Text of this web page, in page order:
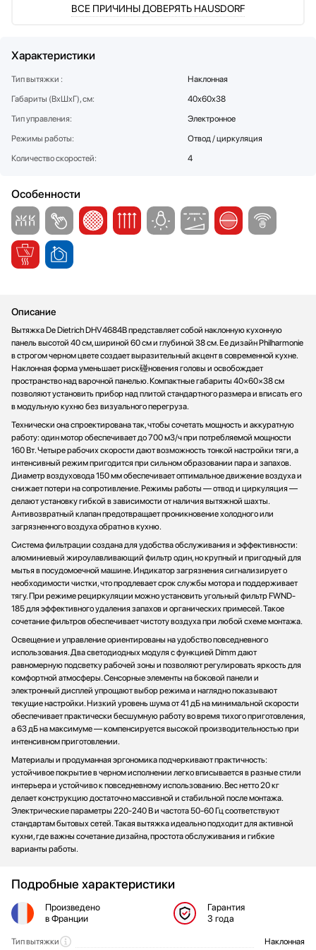
Стаканомоечные машины
Тостеры
Увлажнители воздуха
Утюги
Фены
Холодильники
Хьюмидоры
Чайники
ВСЕ ПРИЧИНЫ ДОВЕРЯТЬ HAUSDORF
Характеристики
Тип вытяжки :
Наклонная
Габариты (ВхШхГ), см:
40х60х38
Тип управления:
Электронное
Режимы работы:
Отвод / циркуляция
Количество скоростей:
4
Особенности
Описание
Вытяжка De Dietrich DHV4684B представляет собой наклонную кухонную
панель высотой 40 см, шириной 60 см и глубиной 38 см. Ее дизайн Philharmonie
в строгом черном цвете создает выразительный акцент в современной кухне.
Наклонная форма уменьшает риск碰новения головы и освобождает
пространство над варочной панелью. Компактные габариты 40×60×38 см
позволяют установить прибор над плитой стандартного размера и вписать его
в модульную кухню без визуального перегруза.
Технически она спроектирована так, чтобы сочетать мощность и аккуратную
работу: один мотор обеспечивает до 700 м3/ч при потребляемой мощности
160 Вт. Четыре рабочих скорости дают возможность тонкой настройки тяги, а
интенсивный режим пригодится при сильном образовании пара и запахов.
Диаметр воздуховода 150 мм обеспечивает оптимальное движение воздуха и
снижает потери на сопротивление. Режимы работы — отвод и циркуляция —
делают установку гибкой в зависимости от наличия вытяжной шахты.
Антивозвратный клапан предотвращает проникновение холодного или
загрязненного воздуха обратно в кухню.
Система фильтрации создана для удобства обслуживания и эффективности:
алюминиевый жироулавливающий фильтр один, но крупный и пригодный для
мытья в посудомоечной машине. Индикатор загрязнения сигнализирует о
необходимости чистки, что продлевает срок службы мотора и поддерживает
тягу. При режиме рециркуляции можно установить угольный фильтр FWND-
185 для эффективного удаления запахов и органических примесей. Такое
сочетание фильтров обеспечивает чистоту воздуха при любой схеме монтажа.
Освещение и управление ориентированы на удобство повседневного
использования. Два светодиодных модуля с функцией Dimm дают
равномерную подсветку рабочей зоны и позволяют регулировать яркость для
комфортной атмосферы. Сенсорные элементы на боковой панели и
электронный дисплей упрощают выбор режима и наглядно показывают
текущие настройки. Низкий уровень шума от 41 дБ на минимальной скорости
обеспечивает практически бесшумную работу во время тихого приготовления,
а 63 дБ на максимуме — компенсируется высокой производительностью при
интенсивном приготовлении.
Материалы и продуманная эргономика подчеркивают практичность:
устойчивое покрытие в черном исполнении легко вписывается в разные стили
интерьера и устойчиво к повседневному использованию. Вес нетто 20 кг
делает конструкцию достаточно массивной и стабильной после монтажа.
Электрические параметры 220-240 В и частота 50-60 Гц соответствуют
стандартам бытовых сетей. Такая вытяжка идеально подходит для активной
кухни, где важны сочетание дизайна, простота обслуживания и гибкие
варианты работы.
Подробные характеристики
Произведено
в Франции
Гарантия
3 года
Общие характеристики
Тип вытяжки Наклонная